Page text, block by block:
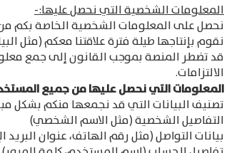
المعلومات الشخصية التي نحصل عليها:-
نحصل على المعلومات الشخصية الخاصة بكم من
نقوم بإنتاجها طيلة فترة علاقتنا معكم (مثل
قد تضطر المنصة بموجب القانون إلى جمع
الالتزامات.
المعلومات التي نحصل عليها من جميع
تصنيف البيانات التي قد نجمعها منكم بشكل
التفاصيل الشخصية (مثل الاسم الشخصي)
بيانات التواصل (مثل رقم الهاتف، عنوان البريد